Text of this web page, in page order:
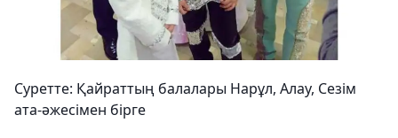
Суретте: Қайраттың балалары Нарұл, Алау, Сезім
ата-әжесімен бірге